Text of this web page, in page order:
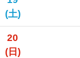
(土)
20
(日)